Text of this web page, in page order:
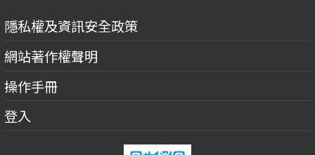
隱私權及資訊安全政策
網站著作權聲明
操作手冊
登入